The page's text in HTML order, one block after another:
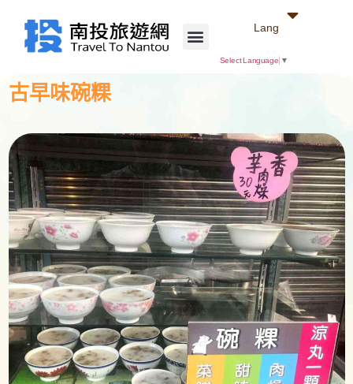
Lang
Select Language ▼
古早味碗粿